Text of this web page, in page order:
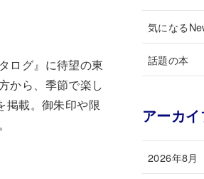
ログ』に待望の東
から、季節で楽し
掲載。御朱印や限
気になる
話題の本
アーカ
2026年8月